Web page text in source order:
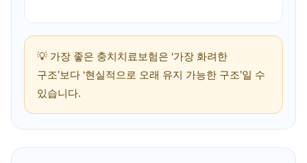
💡 가장 좋은 충치치료보험은 ‘가장 화려한
구조’보다 ‘현실적으로 오래 유지 가능한 구조’일 수
있습니다.